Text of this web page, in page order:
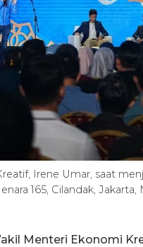
Irene Umar, saat
165, Cilandak,
Menteri Ekonomi